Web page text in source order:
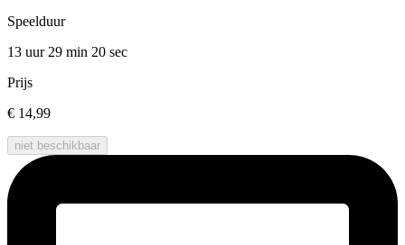
Speelduur
13 uur 29 min 20 sec
Prijs
€ 14,99
niet beschikbaar